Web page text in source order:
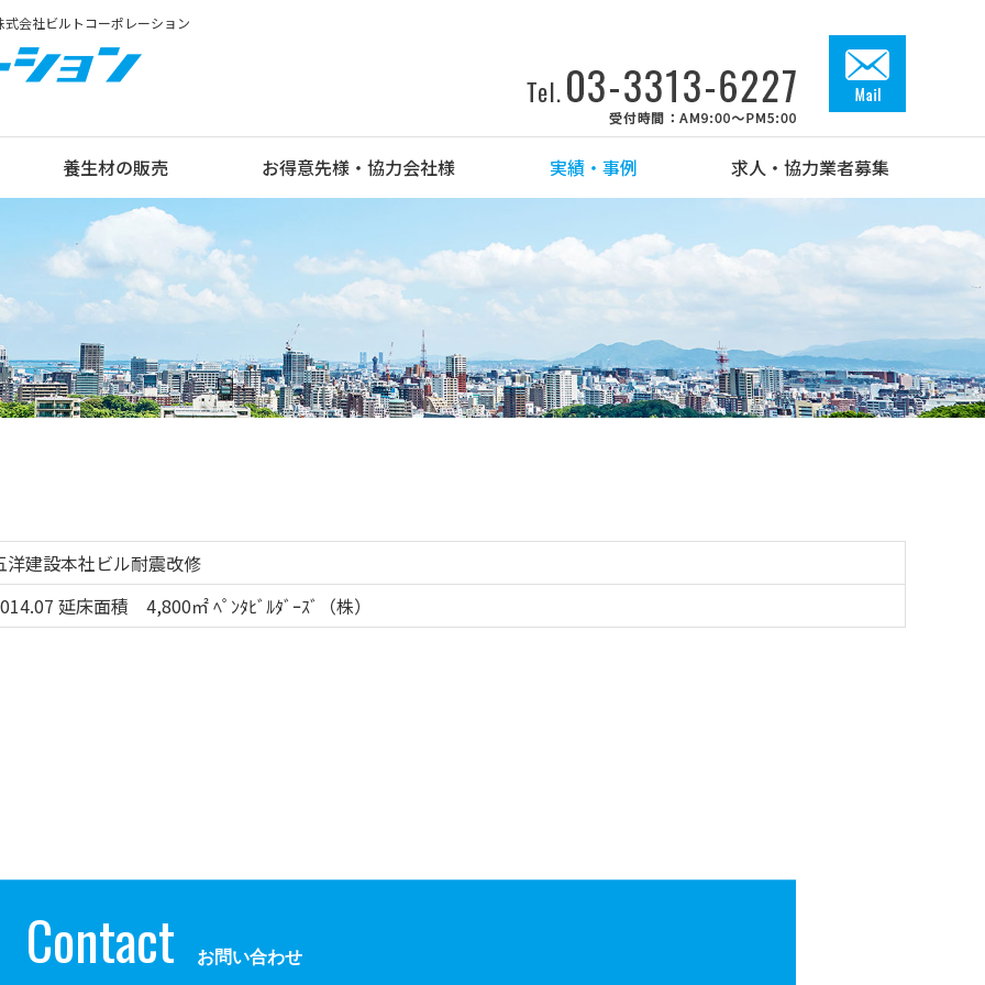
会社ビルトコーポレーション
養生材の販売 お得意先様・協力会社様 実績・事例 求人・協力業者募集
洋建設本社ビル耐震改修
延床面積 4,800㎡ ﾍﾟﾝﾀﾋﾞﾙﾀﾞｰｽﾞ（株）
Contact お問い合わせ